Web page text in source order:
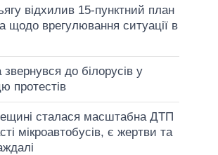
відхилив 15-пунктний план
щодо врегулювання ситуації в
звернувся до білорусів у
протестів
сталася масштабна ДТП
мікроавтобусів, є жертви та